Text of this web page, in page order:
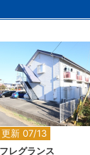
更新 07/13
2
フレグランス